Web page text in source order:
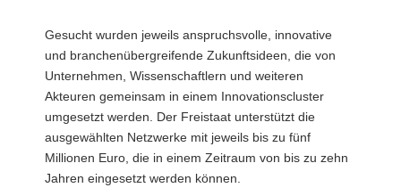
Gesucht wurden jeweils anspruchsvolle, innovative
und branchenübergreifende Zukunftsideen, die von
Unternehmen, Wissenschaftlern und weiteren
Akteuren gemeinsam in einem Innovationscluster
umgesetzt werden. Der Freistaat unterstützt die
ausgewählten Netzwerke mit jeweils bis zu fünf
Millionen Euro, die in einem Zeitraum von bis zu zehn
Jahren eingesetzt werden können.